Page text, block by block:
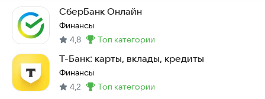
СберБанк Онлайн
Финансы
4,8
Метка:
топ категории
Т-Банк: карты, вклады, кредиты
Финансы
4,2
Метка:
топ категории